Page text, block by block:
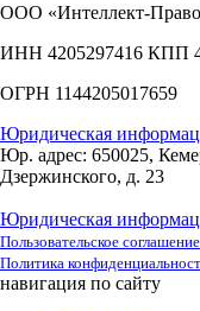
ООО «Интеллект-
ИНН 4205297416 КПП
ОГРН 1144205017659
Юридическая
Юр. адрес: 650025,
Дзержинского, д. 23
Юридическая
Пользовательское соглашение
Политика
навигация по сайту